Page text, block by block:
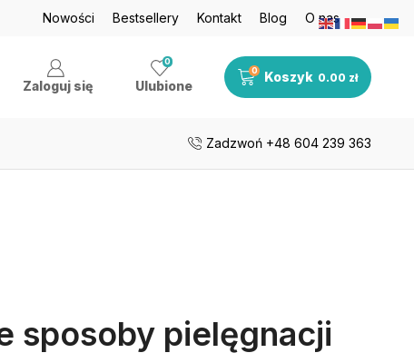
nawet do 50% Zobacz teraz Darmowa
Nowości Bestsellery Kontakt Blog O nas
Zaloguj się
0
Ulubione
0 Koszyk 0.00 zł
Zadzwoń +48 604 239 363
sposoby pielęgnacji